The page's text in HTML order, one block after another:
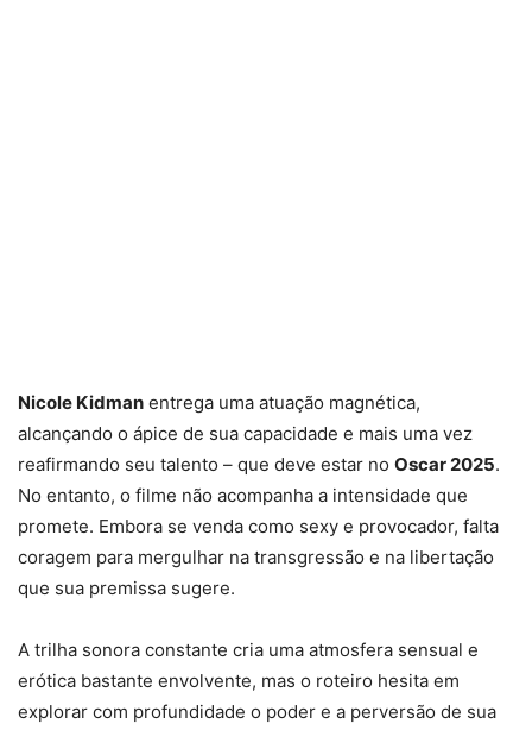
Nicole Kidman entrega uma atuação magnética,
alcançando o ápice de sua capacidade e mais uma vez
reafirmando seu talento – que deve estar no Oscar 2025.
No entanto, o filme não acompanha a intensidade que
promete. Embora se venda como sexy e provocador, falta
coragem para mergulhar na transgressão e na libertação
que sua premissa sugere.
A trilha sonora constante cria uma atmosfera sensual e
erótica bastante envolvente, mas o roteiro hesita em
explorar com profundidade o poder e a perversão de sua